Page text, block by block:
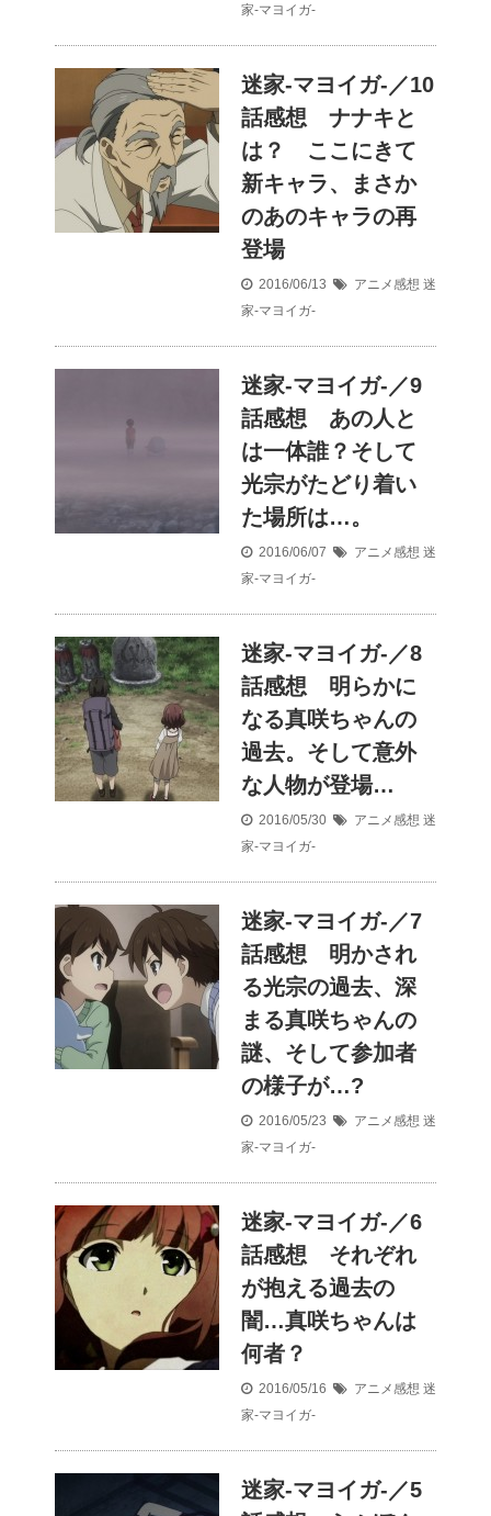
家-マヨイガ-
迷家-マヨイガ-／10
話感想 ナナキと
は？ ここにきて
新キャラ、まさか
のあのキャラの再
登場
2016/06/13 アニメ感想 迷
家-マヨイガ-
迷家-マヨイガ-／9
話感想 あの人と
は一体誰？そして
光宗がたどり着い
た場所は…。
2016/06/07 アニメ感想 迷
家-マヨイガ-
迷家-マヨイガ-／8
話感想 明らかに
なる真咲ちゃんの
過去。そして意外
な人物が登場…
2016/05/30 アニメ感想 迷
家-マヨイガ-
迷家-マヨイガ-／7
話感想 明かされ
る光宗の過去、深
まる真咲ちゃんの
謎、そして参加者
の様子が…?
2016/05/23 アニメ感想 迷
家-マヨイガ-
迷家-マヨイガ-／6
話感想 それぞれ
が抱える過去の
闇…真咲ちゃんは
何者？
2016/05/16 アニメ感想 迷
家-マヨイガ-
迷家-マヨイガ-／5